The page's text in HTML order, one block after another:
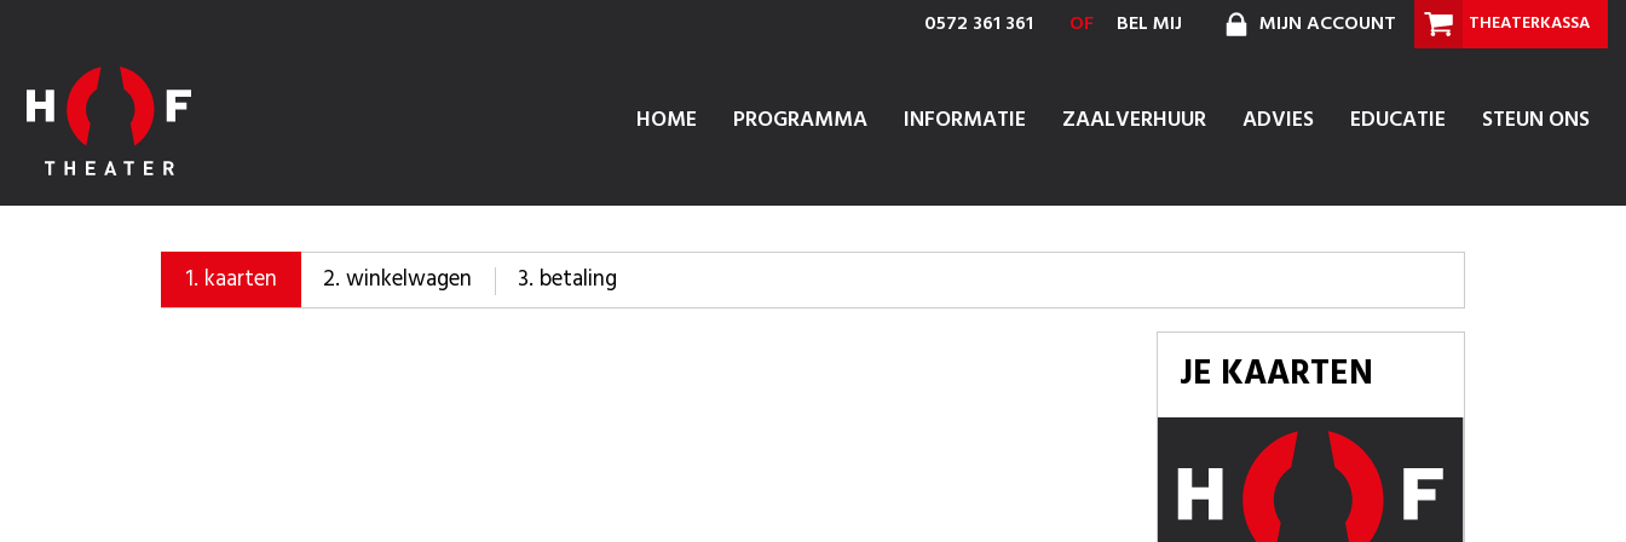
0572 361 361 OF BEL MIJ MIJN ACCOUNT THEATERKASSA
HOME PROGRAMMA INFORMATIE ZAALVERHUUR ADVIES EDUCATIE STEUN ONS
1. kaarten 2.winkelwagen 3. betaling
JE KAARTEN